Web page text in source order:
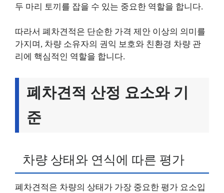
두 마리 토끼를 잡을 수 있는 중요한 역할을 합니다.
따라서 폐차견적은 단순한 가격 제안 이상의 의미를
가지며, 차량 소유자의 권익 보호와 친환경 차량 관
리에 핵심적인 역할을 합니다.
폐차견적 산정 요소와 기
준
차량 상태와 연식에 따른 평가
폐차견적은 차량의 상태가 가장 중요한 평가 요소입